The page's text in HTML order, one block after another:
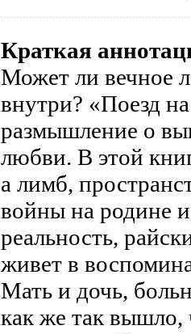
Краткая
Может ли вечное
внутри? «Поезд
размышление о
любви. В этой
а лимб,
войны на родине
реальность,
живет в
Мать и дочь,
как же так вышло,